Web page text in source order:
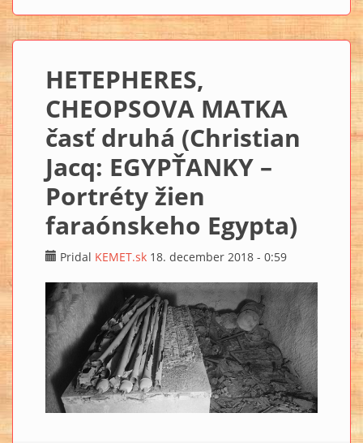
HETEPHERES,
CHEOPSOVA MATKA
časť druhá (Christian
Jacq: EGYPŤANKY –
Portréty žien
faraónskeho Egypta)
Pridal KEMET.sk 18. december 2018 - 0:59